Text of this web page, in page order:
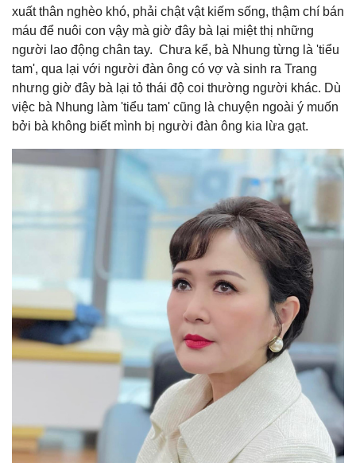
xuất thân nghèo khó, phải chật vật kiếm sống, thậm chí bán
máu để nuôi con vậy mà giờ đây bà lại miệt thị những
người lao động chân tay. Chưa kể, bà Nhung từng là 'tiểu
tam', qua lại với người đàn ông có vợ và sinh ra Trang
nhưng giờ đây bà lại tỏ thái độ coi thường người khác. Dù
việc bà Nhung làm 'tiểu tam' cũng là chuyện ngoài ý muốn
bởi bà không biết mình bị người đàn ông kia lừa gạt.